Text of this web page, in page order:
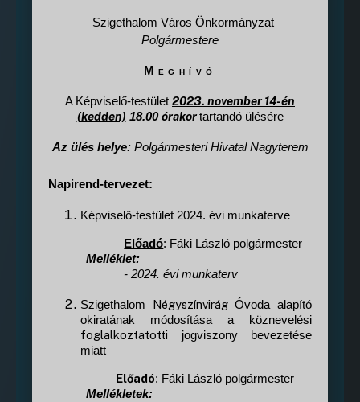
Szigethalom Város Önkormányzat
Polgármestere
Meghívó
A Képviselő-testület 2023. november 14-én
(kedden) 18.00 órakortartandóülésére
Az ülés helye: Polgármesteri Hivatal Nagyterem
Napirend-tervezet:
Képviselő-testület 2024. évi munkaterve
Előadó: Fáki László polgármester
Melléklet:
-2024. évi munkaterv
Szigethalom NégyszínvirágÓvoda alapító
okiratának módosítása a köznevelési
foglalkoztatotti jogviszony bevezetése
miatt
Előadó: Fáki László polgármester
Mellékletek: